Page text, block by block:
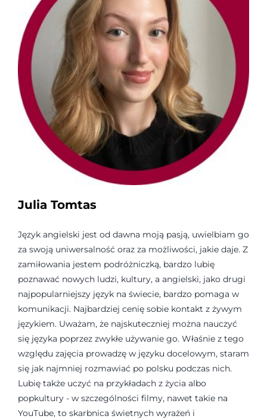
Julia Tomtas
Język angielski jest od dawna moją pasją, uwielbiam go
za swoją uniwersalność oraz za możliwości, jakie daje. Z
zamiłowania jestem podróżniczką, bardzo lubię
poznawać nowych ludzi, kultury, a angielski, jako drugi
najpopularniejszy język na świecie, bardzo pomaga w
komunikacji. Najbardziej cenię sobie kontakt z żywym
językiem. Uważam, że najskuteczniej można nauczyć
się języka poprzez zwykłe używanie go. Właśnie z tego
względu zajęcia prowadzę w języku docelowym, staram
się jak najmniej rozmawiać po polsku podczas nich.
Lubię także uczyć na przykładach z życia albo
popkultury - w szczególności filmy, nawet takie na
YouTube, to skarbnica świetnych wyrażeń i